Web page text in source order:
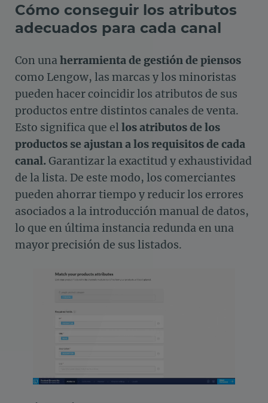
Cómo conseguir los atributos
adecuados para cada canal
Con unaherramienta de gestión de piensos
como Lengow, las marcas y los minoristas
pueden hacer coincidir los atributos de sus
productos entre distintos canales de venta.
Esto significa que ellos atributos de los
productos se ajustan a los requisitos de cada
canal. Garantizar la exactitud y exhaustividad
de la lista. De este modo, los comerciantes
pueden ahorrar tiempo y reducir los errores
asociados a la introducción manual de datos,
lo que en última instancia redunda en una
mayor precisión de sus listados.